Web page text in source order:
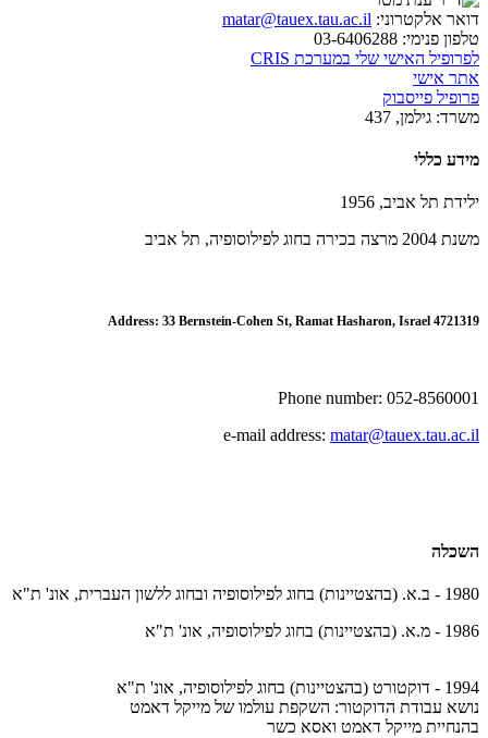
דואר אלקטרוני: matar@tauex.tau.ac.il
טלפון פנימי:
לפרופיל האישי שלי במערכת CRIS
אתר אישי
פרופיל פייסבוק
משרד: גילמן, 437
מידע כללי
ילידת תל אביב, 1956
משנת 2004 מרצה בכירה בחוג לפילוסופיה, תל אביב
Address: 33 Bernstein-Cohen St, Ramat Hasharon, Israel 4721319
Phone number: 052-8560001
e-mail address: matar@tauex.tau.ac.il
השכלה
1980 - ב.א. (בהצטיינות) בחוג לפילוסופיה ובחוג ללשון העברית, אונ' ת"א
1986 - מ.א. (בהצטיינות) בחוג לפילוסופיה, אונ' ת"א
1994 - דוקטורט (בהצטיינות) בחוג לפילוסופיה, אונ' ת"א
נושא עבודת הדוקטור: השקפת עולמו של מייקל דאמט
בהנחיית מייקל דאמט ואסא כשר